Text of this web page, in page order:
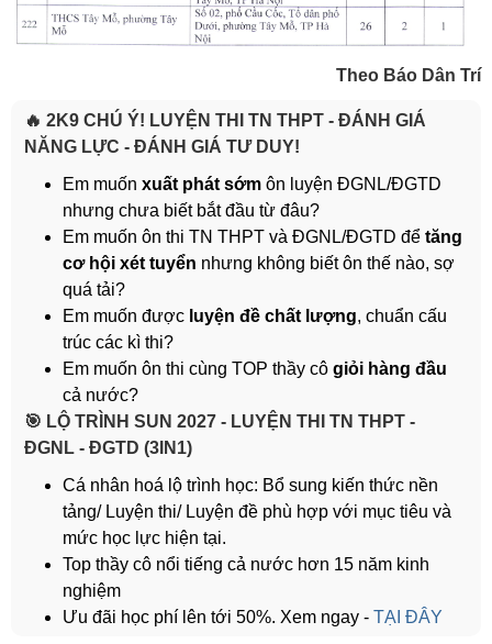
Theo Báo Dân Trí
🔥 2K9 CHÚ Ý! LUYỆN THI TN THPT - ĐÁNH GIÁ
NĂNG LỰC - ĐÁNH GIÁ TƯ DUY!
Em muốn xuất phát sớm ôn luyện ĐGNL/ĐGTD
nhưng chưa biết bắt đầu từ đâu?
Em muốn ôn thi TN THPT và ĐGNL/ĐGTD để tăng
cơ hội xét tuyển nhưng không biết ôn thế nào, sợ
quá tải?
Em muốn được luyện đề chất lượng, chuẩn cấu
trúc các kì thi?
Em muốn ôn thi cùng TOP thầy cô giỏi hàng đầu
cả nước?
️🎯 LỘ TRÌNH SUN 2027 - LUYỆN THI TN THPT -
ĐGNL - ĐGTD (3IN1)
Cá nhân hoá lộ trình học: Bổ sung kiến thức nền
tảng/ Luyện thi/ Luyện đề phù hợp với mục tiêu và
mức học lực hiện tại.
Top thầy cô nổi tiếng cả nước hơn 15 năm kinh
nghiệm
Ưu đãi học phí lên tới 50%. Xem ngay - TẠI ĐÂY